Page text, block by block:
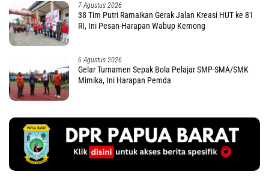
7 Agustus 2026
38 Tim Putri Ramaikan Gerak Jalan Kreasi HUT ke 81
RI, Ini Pesan-Harapan Wabup Kemong
6 Agustus 2026
Gelar Turnamen Sepak Bola Pelajar SMP-SMA/SMK
Mimika, Ini Harapan Pemda